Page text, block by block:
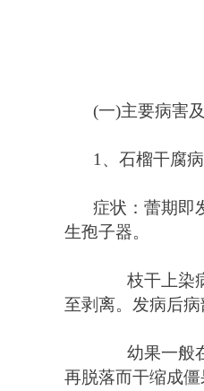
(一)主要病害
1 、石榴干腐
症状：蕾期即
生孢子器。
枝干上染病
至剥离。发病后
幼果一般在
再脱落而干缩成僵